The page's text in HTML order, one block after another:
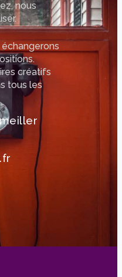
nous
créatifs
tous les